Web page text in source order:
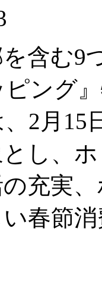
含む9
ング
2月15
し、
充実
春節